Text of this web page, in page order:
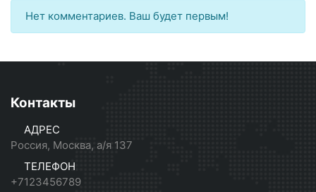
Нет комментариев. Ваш будет первым!
Контакты
АДРЕС
Россия, Москва, а/я 137
ТЕЛЕФОН
+7123456789